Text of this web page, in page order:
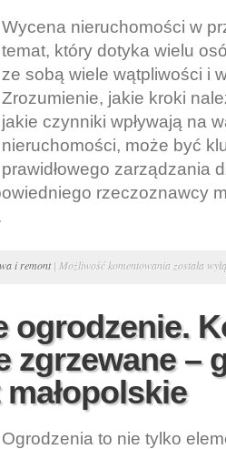
Wycena nieruchomości w
temat, który dotyka wielu
ze sobą wiele wątpliwości i
Zrozumienie, jakie kroki
jakie czynniki wpływają na
nieruchomości, może być
prawidłowego zarządzania
rzeczoznawcy
i remont| Możliwość komentowania Spadek
wycena
Warszawa.
została
ogrodzenie.
zgrzewane –
Ogrodzenia to nie tylko